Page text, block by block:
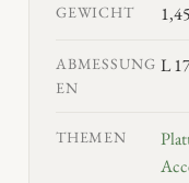
GEWICHT
ABMESSUNG
EN
L
THEMEN